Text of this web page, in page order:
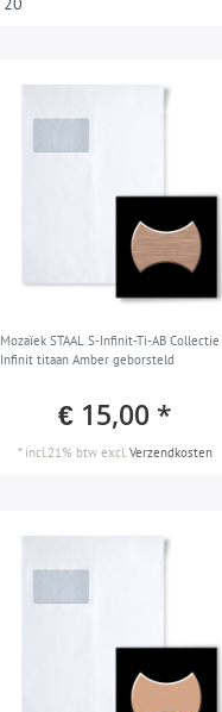
Mozaïek STAAL S-Infinit-Ti-AB Collectie
Infinit titaan Amber geborsteld
€ 15,00 *
* incl.21% btwexcl.Verzendkosten